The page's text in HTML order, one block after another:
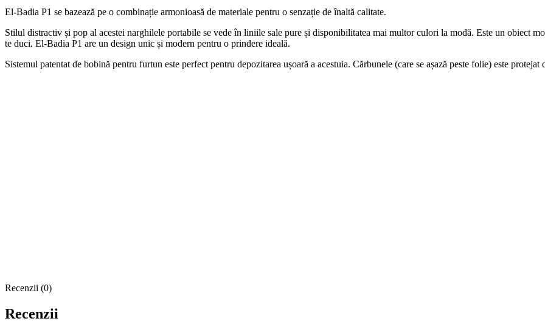
El-Badia P1 se bazează pe o combinație armonioasă de materiale pentru o senzație de înaltă calitate.
Stilul distractiv și pop al acestei narghilele portabile se vede în liniile sale pure și disponibilitatea mai multor culori la modă. Este un obiect
te duci. El-Badia P1 are un design unic și modern pentru o prindere ideală.
Sistemul patentat de bobină pentru furtun este perfect pentru depozitarea ușoară a acestuia. Cărbunele (care se așază peste folie) este
Recenzii (0)
Recenzii